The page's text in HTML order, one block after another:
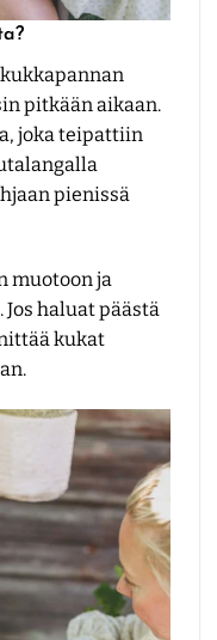
pitkään aikaan.
joka teipattiin
pienissä
muotoon ja
haluat päästä
kukat